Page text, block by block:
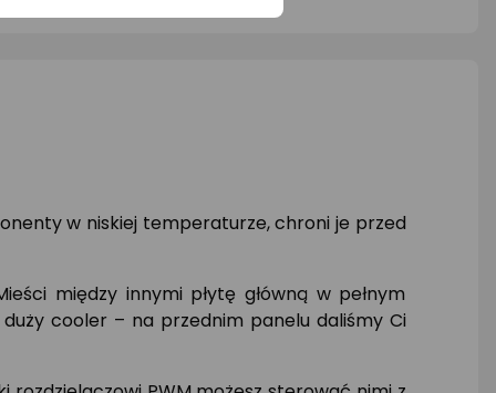
w niskiej temperaturze, chroni je przed
między innymi płytę główną w pełnym
duży cooler – na przednim panelu daliśmy Ci